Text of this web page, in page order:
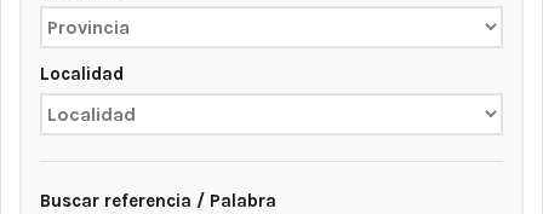
Localidad
Buscar referencia / Palabra